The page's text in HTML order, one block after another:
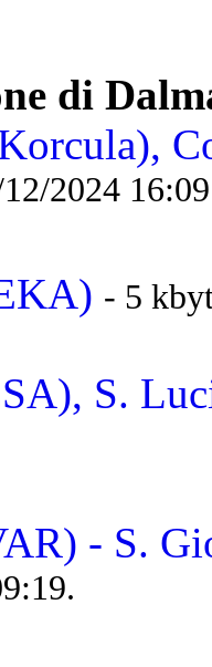
di
2024
- 5
S.
- S.